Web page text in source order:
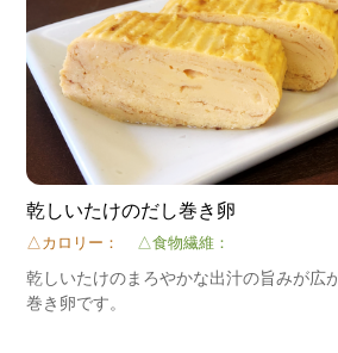
乾しいたけのだし巻き卵
△カロリー： △食物繊維：
乾しいたけのまろやかな出汁の旨みが広
巻き卵です。